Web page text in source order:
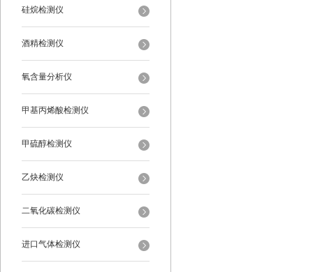
硅烷检测仪
酒精检测仪
氧含量分析仪
甲基丙烯酸检测仪
甲硫醇检测仪
乙炔检测仪
二氧化碳检测仪
进口气体检测仪